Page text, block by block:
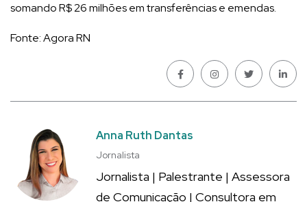
somando R$ 26 milhões em transferências e emendas.
Fonte: Agora RN
Anna Ruth Dantas
Jornalista
Jornalista | Palestrante | Assessora
de Comunicação | Consultora em